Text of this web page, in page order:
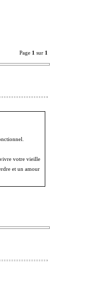
Page 1 sur 1
votre vieille
et un amour